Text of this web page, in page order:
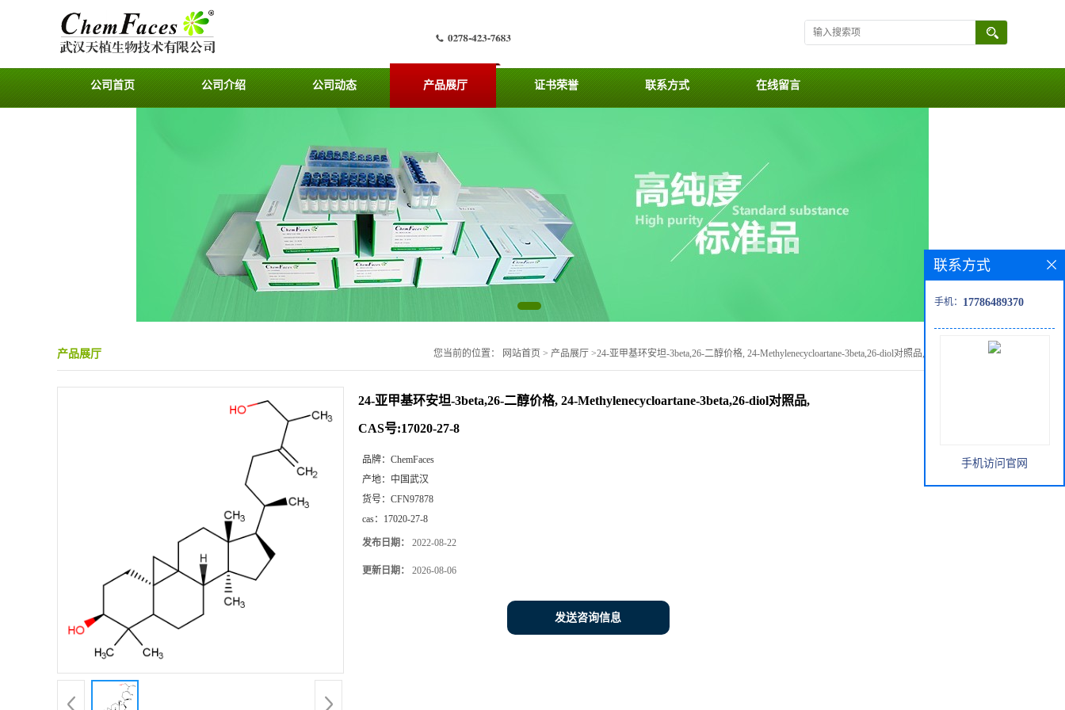
公司首页 公司介绍 公司动态 产品展厅 证书荣誉 联系方式 在线留言
产品展厅 您当前的位置： 网站首页 > 产品展厅 >24-亚甲基环安坦-3beta,26-二醇价格, 24-Methylenecycloartane-3beta,26-diol对照品, CAS号:17020-
24-亚甲基环安坦-3beta,26-二醇价格, 24-Methylenecycloartane-3beta,26-diol对照品,
CAS号:17020-27-8
品牌： ChemFaces
产地： 中国武汉
货号： CFN97878
cas： 17020-27-8
发布日期： 2022-08-22
更新日期： 2026-08-06
发送咨询信息
联系方式
手机： 17786489370
手机访问官网